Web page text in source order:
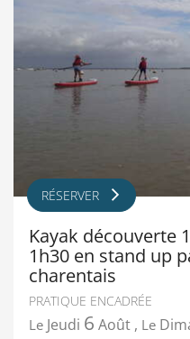
RÉSERVER
Kayak découverte
1h30 en stand up
charentais
PRATIQUE ENCADRÉE
Le Jeudi 6 Août , Le